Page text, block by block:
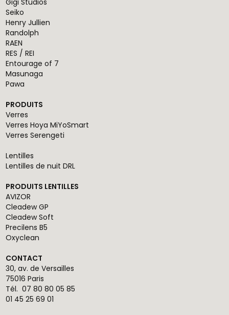
Gigi Studios
Seiko
Henry Jullien
Randolph
RAEN
RES / REI
Entourage of 7
Masunaga
Pawa
PRODUITS
Verres
Verres Hoya MiYoSmart
Verres Serengeti
Lentilles
Lentilles de nuit DRL
PRODUITS LENTILLES
AVIZOR
Cleadew GP
Cleadew Soft
Precilens B5
Oxyclean
CONTACT
30, av. de Versailles
75016 Paris
Tél.07 80 80 05 85
01 45 25 69 01